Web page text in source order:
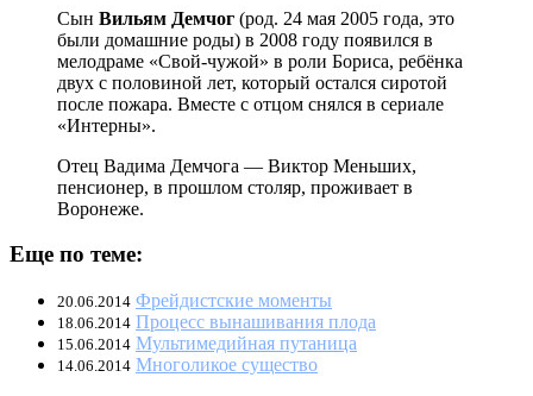
Сын Вильям Демчог (род. 24 мая 2005 года, это
были домашние роды) в 2008 году появился в
мелодраме «Свой-чужой» в роли Бориса, ребёнка
двух с половиной лет, который остался сиротой
после пожара. Вместе с отцом снялся в сериале
«Интерны».
Отец Вадима Демчога — Виктор Меньших,
пенсионер, в прошлом столяр, проживает в
Воронеже.
Еще по теме:
20.06.2014 Фрейдистские моменты
18.06.2014 Процесс вынашивания плода
15.06.2014 Мультимедийная путаница
14.06.2014 Многоликое существо